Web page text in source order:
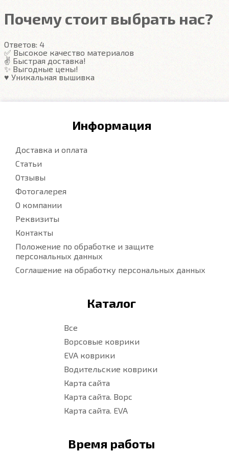
резиновых половичках, однако, её все равно
видно. ЕВА удобны тем, что их легко достать не
Подробнее
Почему стоит выбрать нас?
Ответов: 4
✅ Высокое качество материалов
✌️ Быстрая доставка!
✨ Выгодные цены!
♥️ Уникальная вышивка
Информация
Доставка и оплата
Статьи
Отзывы
Фотогалерея
О компании
Реквизиты
Контакты
Положение по обработке и защите
персональных данных
Соглашение на обработку персональных данных
Каталог
Все
Ворсовые коврики
EVA коврики
Водительские коврики
Карта сайта
Карта сайта. Ворс
Карта сайта. EVA
Время работы